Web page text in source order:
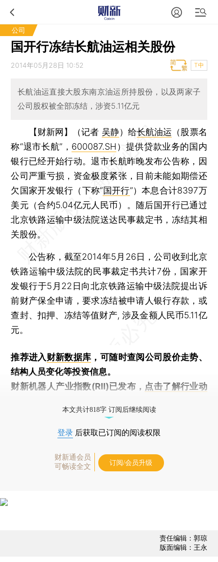
公司
国开行冻结长航油运相关股份
2014年05月28日 10:52 T中
长航油运直接大股东南京油运所持股份，以及两家子
公司股权被全部冻结，涉资5.11亿元
【财新网】（记者 吴静） 给长航油运 （股票名
称“退市长航”， 600087.SH ）提供贷款业务的国内
银行已经开始行动。退市长航昨晚发布公告称，因
公司严重亏损，资金极度紧张，目前未能如期偿还
欠国家开发银行（下称“国开行”）本息合计8397万
美元（合约5.04亿元人民币）。随后国开行已通过
北京铁路运输中级法院送达民事裁定书，冻结其相
关股份。
公告称，截至2014年5月26日，公司收到北京
铁路运输中级法院的民事裁定书共计7份，国家开
发银行于5月22日向北京铁路运输中级法院提出诉
前财产保全申请，要求冻结被申请人银行存款，或
查封、扣押、冻结等值财产, 涉及金额人民币5.11亿
元。
推荐进入财新数据库 ，可随时查阅公司股价走势、
结构人员变化等投资信息。
财新机器人产业指数(RII)已发布， 点击了解行业动
本文共计818字 订阅后继续阅读
登录 后获取已订阅的阅读权限
财新通会员
可畅读全文
订阅/会员升级
责任编辑：郭琼
版面编辑：王永